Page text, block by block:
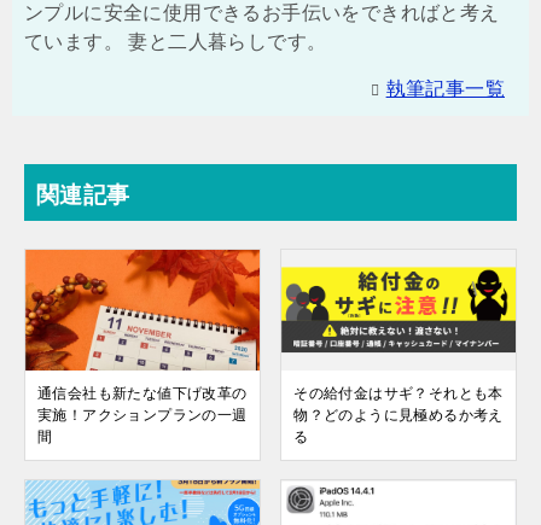
ンプルに安全に使用できるお手伝いをできればと考え
ています。 妻と二人暮らしです。
執筆記事一覧
関連記事
通信会社も新たな値下げ改革の
実施！アクションプランの一週
間
その給付金はサギ？それとも本
物？どのように見極めるか考え
る